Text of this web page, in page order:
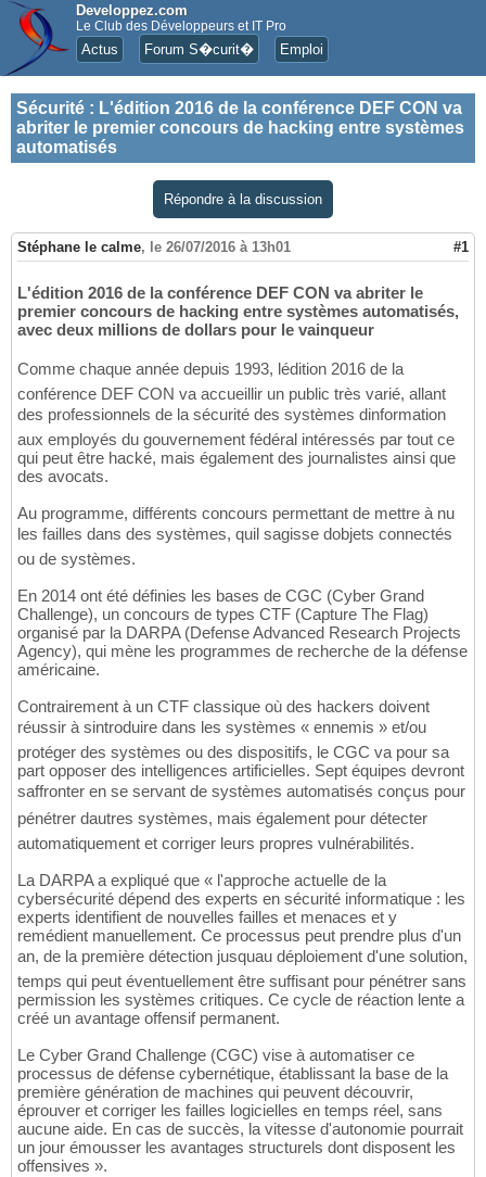
Developpez.com
Le Club des Développeurs et IT Pro
Actus Forum S�curit� Emploi
Sécurité : L'édition 2016 de la conférence DEF CON va
abriter le premier concours de hacking entre systèmes
automatisés
Répondre à la discussion
Stéphane le calme, le 26/07/2016 à 13h01 #1
L'édition 2016 de la conférence DEF CON va abriter le
premier concours de hacking entre systèmes automatisés,
avec deux millions de dollars pour le vainqueur
Comme chaque année depuis 1993, lédition 2016 de la
conférence DEF CON va accueillir un public très varié, allant
des professionnels de la sécurité des systèmes dinformation
aux employés du gouvernement fédéral intéressés par tout ce
qui peut être hacké, mais également des journalistes ainsi que
des avocats.
Au programme, différents concours permettant de mettre à nu
les failles dans des systèmes, quil sagisse dobjets connectés
ou de systèmes.
En 2014 ont été définies les bases de CGC (Cyber Grand
Challenge), un concours de types CTF (Capture The Flag)
organisé par la DARPA (Defense Advanced Research Projects
Agency), qui mène les programmes de recherche de la défense
américaine.
Contrairement à un CTF classique où des hackers doivent
réussir à sintroduire dans les systèmes « ennemis » et/ou
protéger des systèmes ou des dispositifs, le CGC va pour sa
part opposer des intelligences artificielles. Sept équipes devront
saffronter en se servant de systèmes automatisés conçus pour
pénétrer dautres systèmes, mais également pour détecter
automatiquement et corriger leurs propres vulnérabilités.
La DARPA a expliqué que « l'approche actuelle de la
cybersécurité dépend des experts en sécurité informatique : les
experts identifient de nouvelles failles et menaces et y
remédient manuellement. Ce processus peut prendre plus d'un
an, de la première détection jusquau déploiement d'une solution,
temps qui peut éventuellement être suffisant pour pénétrer sans
permission les systèmes critiques. Ce cycle de réaction lente a
créé un avantage offensif permanent.
Le Cyber Grand Challenge (CGC) vise à automatiser ce
processus de défense cybernétique, établissant la base de la
première génération de machines qui peuvent découvrir,
éprouver et corriger les failles logicielles en temps réel, sans
aucune aide. En cas de succès, la vitesse d'autonomie pourrait
un jour émousser les avantages structurels dont disposent les
offensives ».